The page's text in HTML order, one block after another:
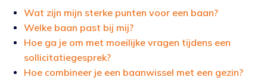
Wat zijn mijn sterke punten voor een baan?
Welke baan past bij mij?
Hoe ga je om met moeilijke vragen tijdens een
sollicitatiegesprek?
Hoe combineer je een baanwissel met een gezin?